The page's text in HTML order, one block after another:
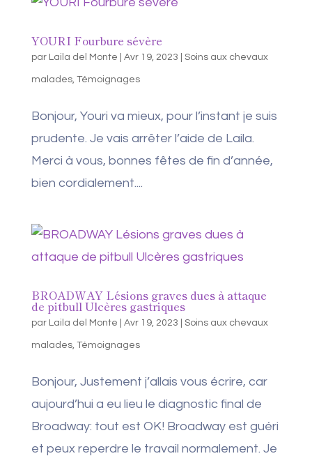
YOURI Fourbure sévère
par Laila del Monte Avr 19, 2023 Soins aux chevaux
malades, Témoignages
Bonjour, Youri va mieux, pour l’instant je suis
prudente. Je vais arrêter l’aide de Laila.
Merci à vous, bonnes fêtes de fin d’année,
bien cordialement....
BROADWAY Lésions graves dues à attaque
de pitbull Ulcères gastriques
par Laila del Monte Avr 19, 2023 Soins aux chevaux
malades, Témoignages
Bonjour, Justement j’allais vous écrire, car
aujourd’hui a eu lieu le diagnostic final de
Broadway: tout est OK! Broadway est guéri
et peux reperdre le travail normalement. Je